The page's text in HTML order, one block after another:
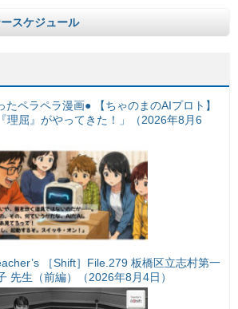
スケジュール
たペラペラ漫画● 【ちゃのまのAIプロト】
理屈』がやってきた！」（2026年8月6
［Shift］File.279 板橋区立志村第一
先生（前編）（2026年8月4日）